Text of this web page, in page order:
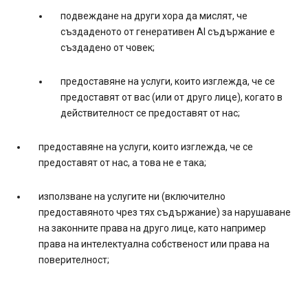
подвеждане на други хора да мислят, че
създаденото от генеративен AI съдържание е
създадено от човек;
предоставяне на услуги, които изглежда, че се
предоставят от вас (или от друго лице), когато в
действителност се предоставят от нас;
предоставяне на услуги, които изглежда, че се
предоставят от нас, а това не е така;
използване на услугите ни (включително
предоставяното чрез тях съдържание) за нарушаване
на законните права на друго лице, като например
права на интелектуална собственост или права на
поверителност;